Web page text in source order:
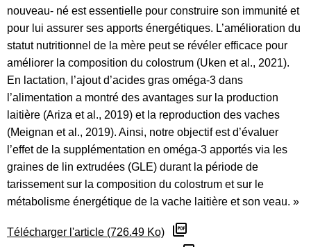
nouveau- né est essentielle pour construire son immunité et
pour lui assurer ses apports énergétiques. L’amélioration du
statut nutritionnel de la mère peut se révéler efficace pour
améliorer la composition du colostrum (Uken et al., 2021).
En lactation, l’ajout d’acides gras oméga-3 dans
l’alimentation a montré des avantages sur la production
laitière (Ariza et al., 2019) et la reproduction des vaches
(Meignan et al., 2019). Ainsi, notre objectif est d’évaluer
l’effet de la supplémentation en oméga-3 apportés via les
graines de lin extrudées (GLE) durant la période de
tarissement sur la composition du colostrum et sur le
métabolisme énergétique de la vache laitière et son veau. »
Télécharger l'article (726.49 Ko)